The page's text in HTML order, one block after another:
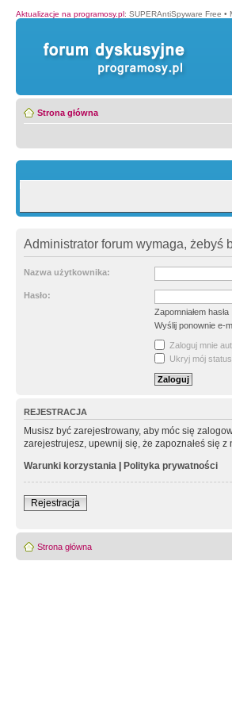
Aktualizacje na programosy.pl: SUPERAntiSpyware Free •
Strona główna
Administrator forum wymaga, żebyś
Nazwa użytkownika:
Hasło:
Zapomniałem hasła
Wyślij ponownie e-
Zaloguj mnie
Ukryj mój
REJESTRACJA
Musisz być zarejestrowany, aby móc się
zarejestrujesz, upewnij się, że zapoznałeś się
Warunki korzystania | Polityka prywatności
Rejestracja
Strona główna